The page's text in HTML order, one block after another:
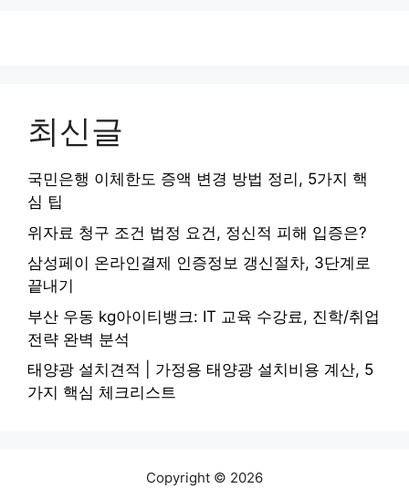
최신글
국민은행 이체한도 증액 변경 방법 정리, 5가지 핵
심 팁
위자료 청구 조건 법정 요건, 정신적 피해 입증은?
삼성페이 온라인결제 인증정보 갱신절차, 3단계로
끝내기
부산 우동 kg아이티뱅크: IT 교육 수강료, 진학/취업
전략 완벽 분석
태양광 설치견적 | 가정용 태양광 설치비용 계산, 5
가지 핵심 체크리스트
Copyright © 2026